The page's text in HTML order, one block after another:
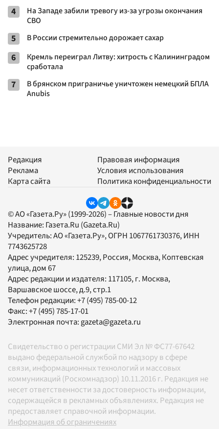
4
На Западе забили тревогу из-за угрозы окончания
СВО
5 В России стремительно дорожает сахар
6
Кремль переиграл Литву: хитрость с Калининградом
сработала
7
В брянском приграничье уничтожен немецкий БПЛА
Anubis
Редакция
Реклама
Карта сайта
Правовая информация
Условия использования
Политика конфиденциальности
© АО «Газета.Ру» (1999-2026) – Главные новости дня
Название: Газета.Ru (Gazeta.Ru)
Учредитель:АО «Газета.Ру», ОГРН 1067761730376, ИНН
7743625728
Адрес учредителя: 125239, Россия, Москва, Коптевская
улица, дом 67
Адрес редакции и издателя: 117105, г. Москва,
Варшавское шоссе, д.9, стр.1
Телефон редакции:+7 (495) 785-00-12
Факс:+7 (495) 785-17-01
Электронная почта: gazeta@gazeta.ru
Свидетельство о регистрации СМИ Эл № ФС77-67642
выдано федеральной службой по надзору в сфере
связи, информационных технологий и массовых
коммуникаций (Роскомнадзор) 10.11.2016 г. Редакция не
несет ответственности за достоверность информации,
содержащейся в рекламных объявлениях. Редакция не
предоставляет справочной информации.
Информация об ограничениях